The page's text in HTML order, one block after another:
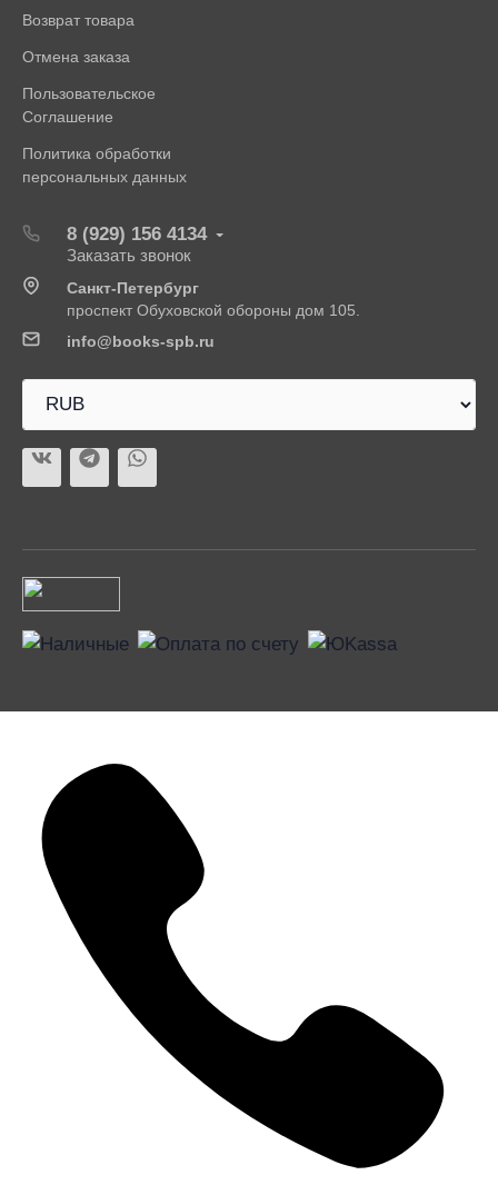
Возврат товара
Отмена заказа
Пользовательское
Соглашение
Политика обработки
персональных данных
8 (929) 156 4134
Заказать звонок
Санкт-Петербург
проспект Обуховской обороны дом 105.
info@books-spb.ru